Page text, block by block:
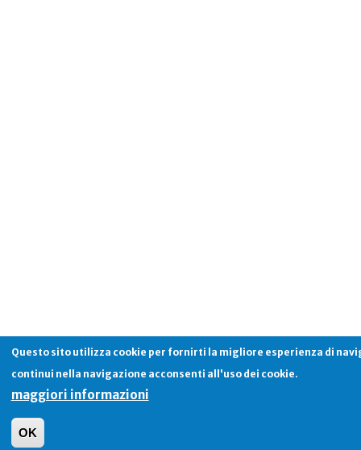
Questo sito utilizza cookie per fornirti la migliore esperienza di
continui nella navigazione acconsenti all'uso dei cookie.
maggiori informazioni
OK